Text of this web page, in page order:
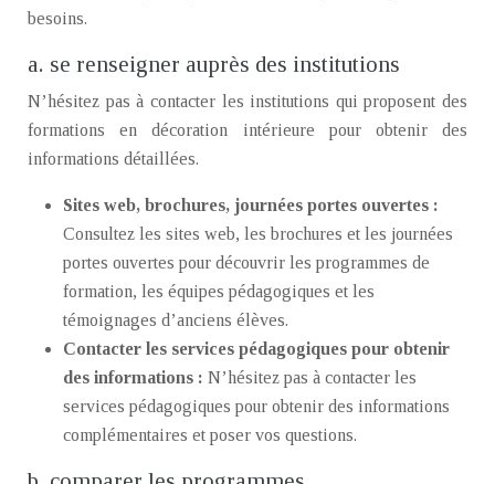
besoins.
a. se renseigner auprès des institutions
N’hésitez pas à contacter les institutions qui proposent des
formations en décoration intérieure pour obtenir des
informations détaillées.
Sites web, brochures, journées portes ouvertes :
Consultez les sites web, les brochures et les journées
portes ouvertes pour découvrir les programmes de
formation, les équipes pédagogiques et les
témoignages d’anciens élèves.
Contacter les services pédagogiques pour obtenir
des informations : N’hésitez pas à contacter les
services pédagogiques pour obtenir des informations
complémentaires et poser vos questions.